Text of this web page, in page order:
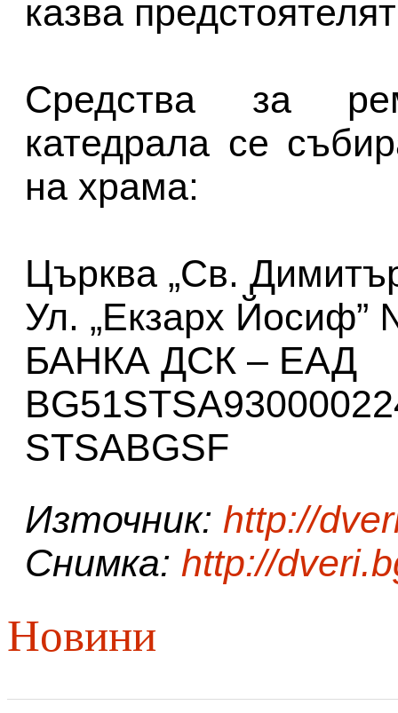
казва
Средства за
катедрала се
на храма:
Църква „Св.
Ул. „Екзарх Йосиф”
БАНКА ДСК – ЕАД
STSABGSF
Източник: http://
Снимка: http://
Новини